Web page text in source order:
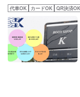
ださい。-----パーツ持ち込
ーにて詳細をお願い致しま
います。お車の作業中は代
負担いただいております
口から北西方向へ進み1つ
場があります。駐車スペ
るスペースに駐車してくだ
代車OK カードOK QR決済OK